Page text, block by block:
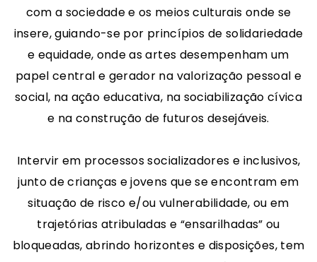
com a sociedade e os meios culturais onde se
insere, guiando-se por princípios de solidariedade
e equidade, onde as artes desempenham um
papel central e gerador na valorização pessoal e
social, na ação educativa, na sociabilização cívica
e na construção de futuros desejáveis.
Intervir em processos socializadores e inclusivos,
junto de crianças e jovens que se encontram em
situação de risco e/ou vulnerabilidade, ou em
trajetórias atribuladas e “ensarilhadas” ou
bloqueadas, abrindo horizontes e disposições, tem